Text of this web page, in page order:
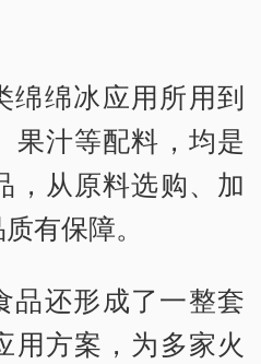
绵绵冰应用所用到
果汁等配料，均是
，从原料选购、加
有保障。
品还形成了一整套
用方案，为多家火